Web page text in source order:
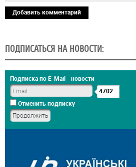
Добавить комментарий
ПОДПИСАТЬСЯ НА НОВОСТИ:
Подписка по E-Mail - новости
4702
Отменить подписку